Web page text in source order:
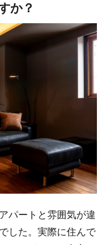
か？
パートと雰囲気が違
した。実際に住んで